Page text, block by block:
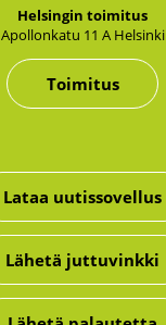
Hel­sin­gin toi­mi­tus
Apol­lon­ka­tu 11 A Hel­sin­ki
Toimitus
Lataa uutissovellus
Lähetä juttuvinkki